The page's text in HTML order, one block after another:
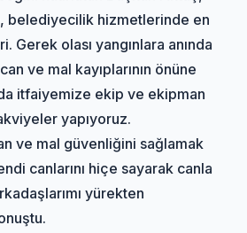
belediyecilik hizmetlerinde en
Gerek olası yangınlara anında
ve mal kayıplarının önüne
itfaiyemize ekip ve ekipman
yapıyoruz.
ve mal güvenliğini sağlamak
canlarını hiçe sayarak canla
yürekten